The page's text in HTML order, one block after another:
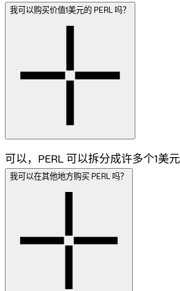
我可以购买价值1美元的 PERL 吗？
可以，PERL 可以拆分成许多个1美元
我可以在其他地方购买 PERL 吗？